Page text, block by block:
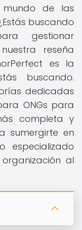
de las
buscando
gestionar
reseña
es la
buscando.
dedicadas
ONGs para
completa y
sumergirte en
especializado
al